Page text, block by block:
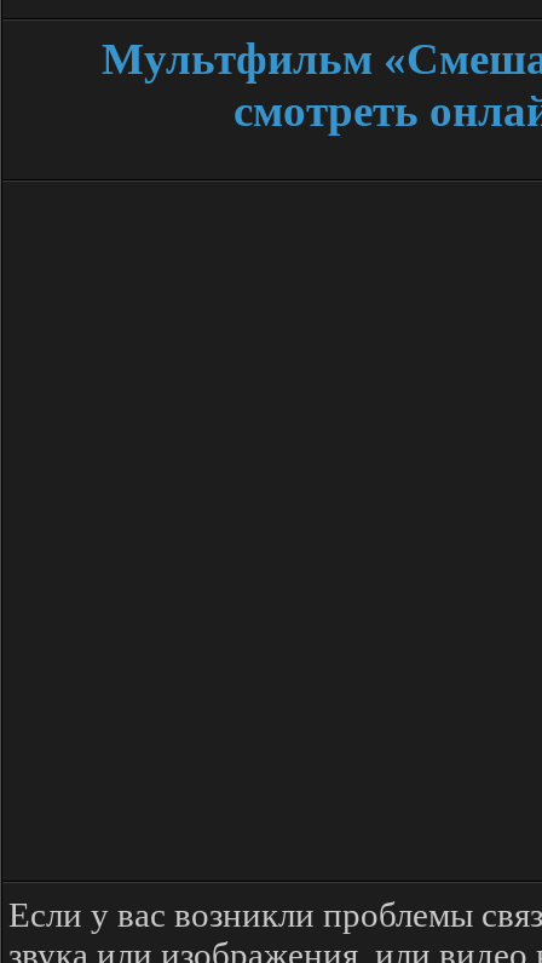
Мультфильм
смотреть
Если у вас возникли проблемы
звука или изображения, или